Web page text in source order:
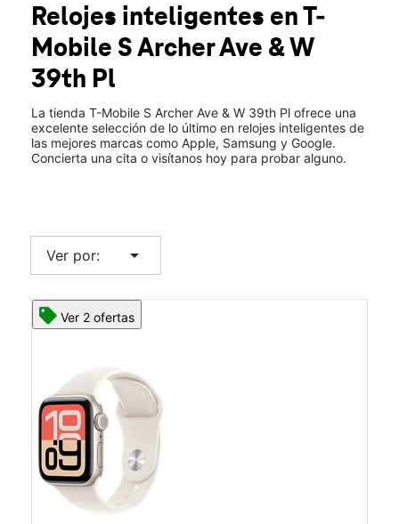
Lun.: 10:00 a.m. a 8:00 p.m.
Mar.:10:00 a.m. a 8:00 p.m.
Mié.: 10:00 a.m. a 8:00 p.m.
3924 S Archer Ave Chicago, IL 60632
Relojes inteligentes en T-
Mobile S Archer Ave & W
39th Pl
La tienda T-Mobile S Archer Ave & W 39th Pl ofrece una
excelente selección de lo último en relojes inteligentes de
las mejores marcas como Apple, Samsung y Google.
Concierta una cita o visítanos hoy para probar alguno.
Ver por: arrow_drop_down
Ver 2 ofertas